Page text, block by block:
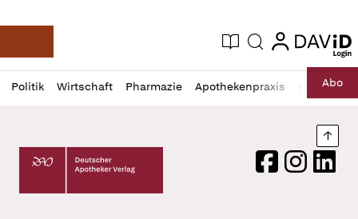
Deutsche Apotheker Zeitung
Aktuelle Ausgabe
Suche login
login
Politik Wirtschaft Pharmazie Apothekenpraxis RechtAbo
Profil
öffnen
Daz
Pur
Deutscher Apotheker Verlag Logo
FacebookInstagram